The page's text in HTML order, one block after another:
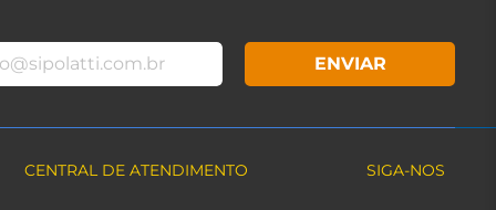
ENVIAR
CENTRAL DE ATENDIMENTO SIGA-NOS